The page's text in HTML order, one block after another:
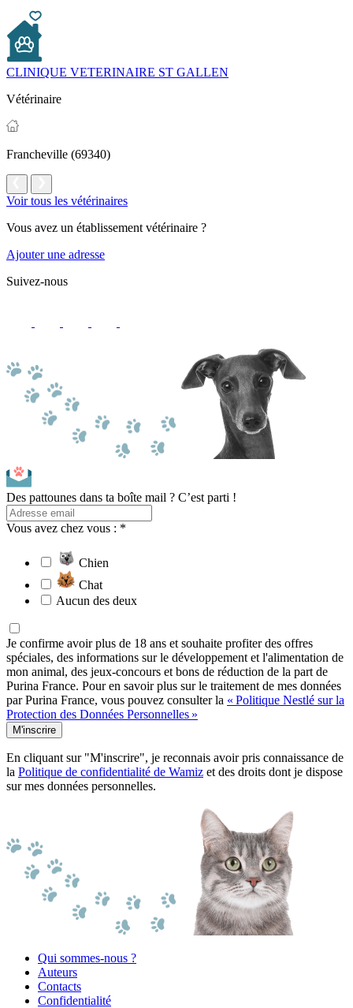
CLINIQUE VETERINAIRE ST GALLEN
Vétérinaire
Francheville (69340)
Voir tous les vétérinaires
Vous avez un établissement vétérinaire ?
Ajouter une adresse
Suivez-nous
Des pattounes dans ta boîte mail ? C’est parti !
Vous avez chez vous : *
Chien
Chat
Aucun des deux
Je confirme avoir plus de 18 ans et souhaite profiter des offres
spéciales, des informations sur le développement et l'alimentation de
mon animal, des jeux-concours et bons de réduction de la part de
Purina France. Pour en savoir plus sur le traitement de mes données
par Purina France, vous pouvez consulter la « Politique Nestlé sur la
Protection des Données Personnelles »
M'inscrire
En cliquant sur "M'inscrire", je reconnais avoir pris connaissance de
la Politique de confidentialité de Wamiz et des droits dont je dispose
sur mes données personnelles.
Qui sommes-nous ?
Auteurs
Contacts
Confidentialité